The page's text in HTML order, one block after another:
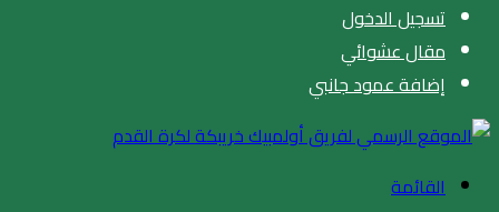
تسجيل الدخول
مقال عشوائي
إضافة عمود جانبي
القائمة